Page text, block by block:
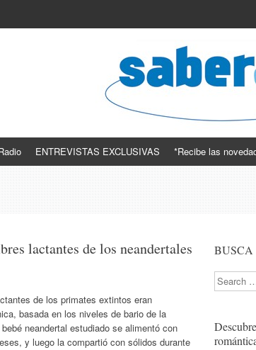
ENTREVISTAS EXCLUSIVAS *Recibe las
lactantes de los neandertales
de los primates extintos eran
basada en los niveles de bario de la
neandertal estudiado se alimentó con
y luego la compartió con sólidos durante
Search